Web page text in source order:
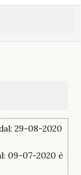
29-08-2020
09-07-2020 è